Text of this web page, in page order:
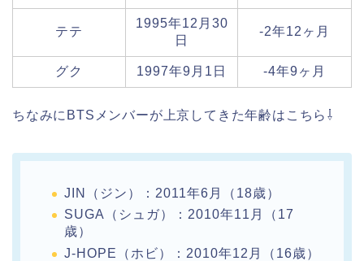
テテ
1995年12月30
日
-2年12ヶ月
グク 1997年9月1日 -4年9ヶ月
ちなみにBTSメンバーが上京してきた年齢はこちら⇩
JIN（ジン）：2011年6月（18歳）
SUGA（シュガ）：2010年11月（17
歳）
J-HOPE（ホビ）：2010年12月（16歳）